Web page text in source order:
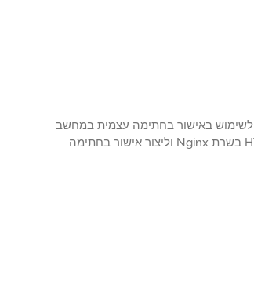
האם בדעתך ללמוד כיצד להתקין את Nginx ולקבוע את תצורת התכונה HTTPS לשימוש באישור בחתימה עצמית במחשב
שבו פועל אובונטו לינוקס? במדריך זה, אנו הולכים לאפשר את השימוש ב- HTTPS בשרת Nginx וליצור אישור בחתימה